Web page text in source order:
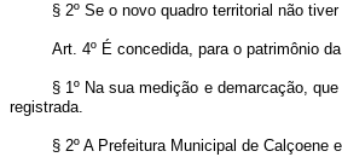
§ 2º Se o novo quadro territorial não
Art. 4º É concedida, para o patrimônio
§ 1º Na sua medição e demarcação,
registrada.
§ 2º A Prefeitura Municipal de Calçoene